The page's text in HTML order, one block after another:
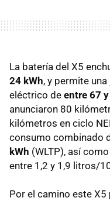
La batería del X5
24 kWh, y permite una
eléctrico de entre 67
anunciaron 80
kilómetros en ciclo
consumo combinado
kWh (WLTP), así
entre 1,2 y 1,9 litros/
Por el camino este X5